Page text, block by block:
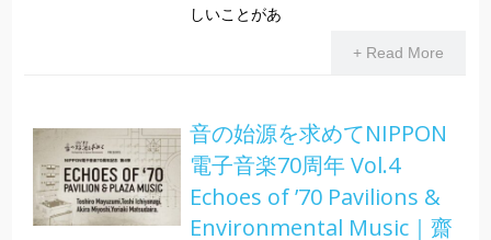
しいことがあ
+ Read More
音の始源を求めてNIPPON
電子音楽70周年 Vol.4
Echoes of ’70 Pavilions &
Environmental Music｜齋